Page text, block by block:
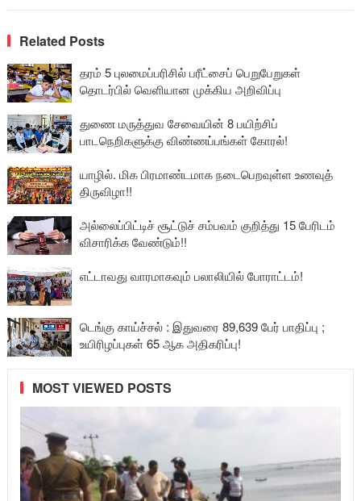
Related Posts
தரம் 5 புலமைப்பரிசில் பரீட்சைப் பெறுபேறுகள்
தொடர்பில் வெளியான முக்கிய அறிவிப்பு
துணை மருத்துவ சேவையின் 8 பயிற்சிப்
பாடநெறிகளுக்கு விண்ணப்பங்கள் கோரல்!
யாழில். மிக பிரமாண்டமாக நடைபெறவுள்ள உணவுத்
திருவிழா!!
அல்லைப்பிட்டிச் சூட்டுச் சம்பவம் குறித்து 15 பேரிடம்
விசாரிக்க வேண்டும்!!
எட்டாவது வாரமாகவும் பலாலியில் போராட்டம்!
டெங்கு காய்ச்சல் : இதுவரை 89,639 பேர் பாதிப்பு ;
உயிரிழப்புகள் 65 ஆக அதிகரிப்பு!
MOST VIEWED POSTS